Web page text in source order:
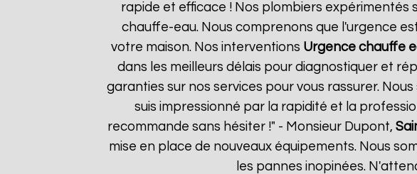
rapide et efficace ! Nos plombiers expérimentés
chauffe-eau. Nous comprenons que l'urgence
votre maison. Nos interventions Urgence chauffe
dans les meilleurs délais pour diagnostiquer et
garanties sur nos services pour vous rassurer.
suis impressionné par la rapidité et la
recommande sans hésiter !" - Monsieur Dupont,
mise en place de nouveaux équipements. Nous
les pannes inopinées.